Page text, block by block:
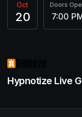
Oct
20
Doors
7:00 PM
Hypnotize Live